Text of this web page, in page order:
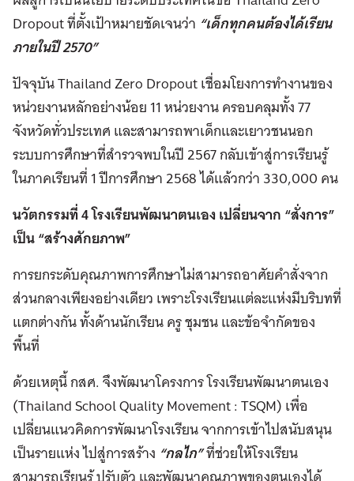
Dropout ที่ตั้งเป้าหมายชัดเจนว่า “เด็กทุกคนต้องได้เรียน
ภายในปี 2570”
ปัจจุบัน Thailand Zero Dropout เชื่อมโยงการทำงานของ
หน่วยงานหลักอย่างน้อย 11 หน่วยงาน ครอบคลุมทั้ง 77
จังหวัดทั่วประเทศ และสามารถพาเด็กและเยาวชนนอก
ระบบการศึกษาที่สำรวจพบในปี 2567 กลับเข้าสู่การเรียนรู้
ในภาคเรียนที่ 1 ปีการศึกษา 2568 ได้แล้วกว่า 330,000 คน
นวัตกรรมที่ 4 โรงเรียนพัฒนาตนเอง เปลี่ยนจาก “สั่งการ”
เป็น “สร้างศักยภาพ”
การยกระดับคุณภาพการศึกษาไม่สามารถอาศัยคำสั่งจาก
ส่วนกลางเพียงอย่างเดียว เพราะโรงเรียนแต่ละแห่งมีบริบทที่
แตกต่างกัน ทั้งด้านนักเรียน ครู ชุมชน และข้อจำกัดของ
พื้นที่
ด้วยเหตุนี้ กสศ. จึงพัฒนาโครงการ โรงเรียนพัฒนาตนเอง
(Thailand School Quality Movement : TSQM) เพื่อ
เปลี่ยนแนวคิดการพัฒนาโรงเรียน จากการเข้าไปสนับสนุน
เป็นรายแห่ง ไปสู่การสร้าง “กลไก”ที่ช่วยให้โรงเรียน